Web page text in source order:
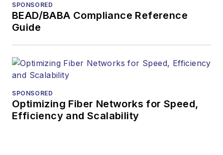
SPONSORED
BEAD/BABA Compliance Reference
Guide
SPONSORED
Optimizing Fiber Networks for Speed,
Efficiency and Scalability